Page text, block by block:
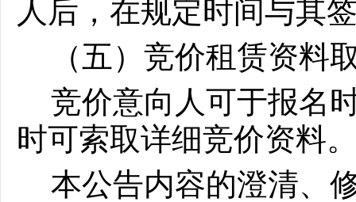
人后，在规定时间与其
（五）竞价租赁资料
竞价意向人可于报名
时可索取详细竞价资料
本公告内容的澄清、